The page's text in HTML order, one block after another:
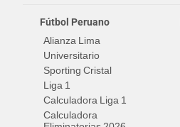
Fútbol Peruano
Alianza Lima
Universitario
Sporting Cristal
Liga 1
Calculadora Liga 1
Calculadora